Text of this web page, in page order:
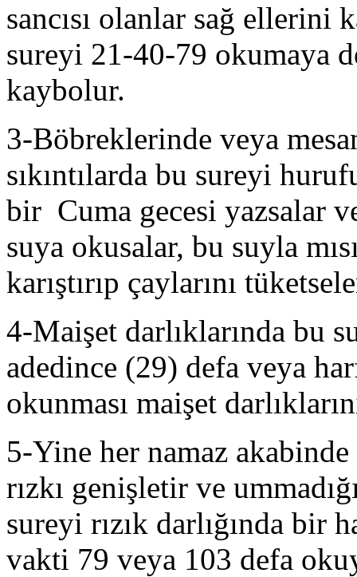
sancısı olanlar sağ
sureyi 21-40-79 okumaya
kaybolur.
3-Böbreklerinde veya
sıkıntılarda bu sureyi
bir Cuma gecesi yazsalar
suya okusalar, bu suyla
karıştırıp çaylarını
4-Maişet darlıklarında bu
adedince (29) defa veya
okunması maişet
5-Yine her namaz
rızkı genişletir ve
sureyi rızık darlığında bir
vakti 79 veya 103 defa